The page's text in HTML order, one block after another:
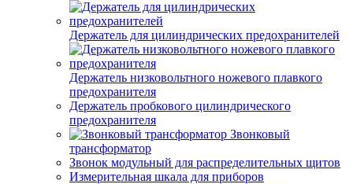
Держатель для цилиндрических предохранителей
Держатель низковольтного ножевого плавкого
предохранителя
Держатель пробкового цилиндрического
предохранителя
Звонковый
трансформатор
Звонок модульный для распределительных щитов
Измерительная шкала для приборов